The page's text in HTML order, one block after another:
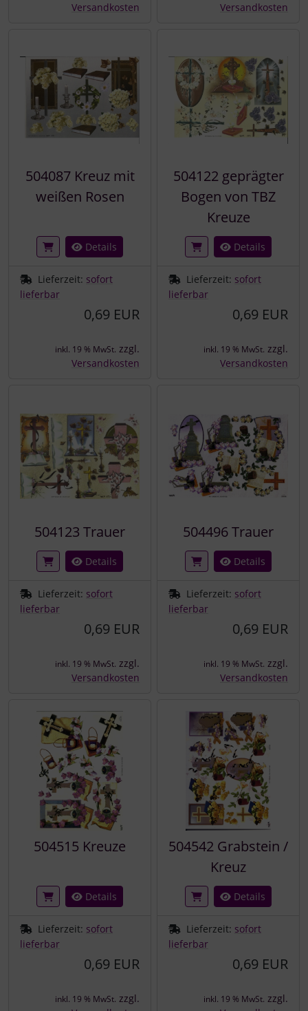
Versandkosten
Versandkosten
504087 Kreuz mit
weißen Rosen
Details
Lieferzeit: sofort
lieferbar
0,69 EUR
inkl. 19 % MwSt. zzgl.
Versandkosten
504122 geprägter
Bogen von TBZ
Kreuze
Details
Lieferzeit: sofort
lieferbar
0,69 EUR
inkl. 19 % MwSt. zzgl.
Versandkosten
504123 Trauer
Details
Lieferzeit: sofort
lieferbar
0,69 EUR
inkl. 19 % MwSt. zzgl.
Versandkosten
504496 Trauer
Details
Lieferzeit: sofort
lieferbar
0,69 EUR
inkl. 19 % MwSt. zzgl.
Versandkosten
504515 Kreuze
Details
Lieferzeit: sofort
lieferbar
0,69 EUR
inkl. 19 % MwSt. zzgl.
504542 Grabstein /
Kreuz
Details
Lieferzeit: sofort
lieferbar
0,69 EUR
inkl. 19 % MwSt. zzgl.